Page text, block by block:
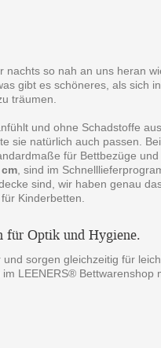
so nah an uns heran
gibt es schöneres, als sich
träumen.
und ohne Schadstoffe
sie natürlich auch passen.
für Bettbezüge
, sind im
sind, wir haben genau
Kinderbetten.
für Optik und Hygiene.
sorgen gleichzeitig für
LEENERS® Bettwarenshop